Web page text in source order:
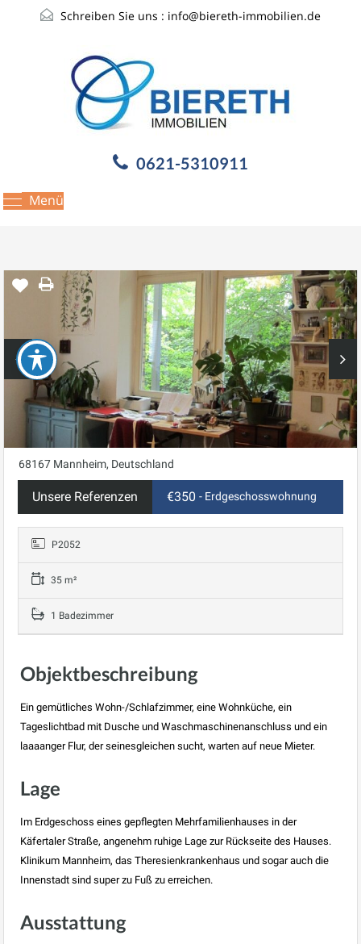
Schreiben Sie uns : info@biereth-immobilien.de
0621-5310911
Menü
68167 Mannheim, Deutschland
Unsere Referenzen €350 - Erdgeschosswohnung
P2052
35 m²
1 Badezimmer
Objektbeschreibung
Ein gemütliches Wohn-/Schlafzimmer, eine Wohnküche, ein
Tageslichtbad mit Dusche und Waschmaschinenanschluss und ein
laaaanger Flur, der seinesgleichen sucht, warten auf neue Mieter.
Lage
Im Erdgeschoss eines gepflegten Mehrfamilienhauses in der
Käfertaler Straße, angenehm ruhige Lage zur Rückseite des Hauses.
Klinikum Mannheim, das Theresienkrankenhaus und sogar auch die
Innenstadt sind super zu Fuß zu erreichen.
Ausstattung